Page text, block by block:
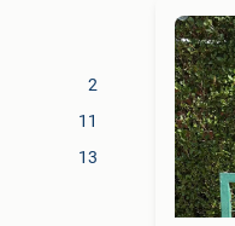
2
11
13